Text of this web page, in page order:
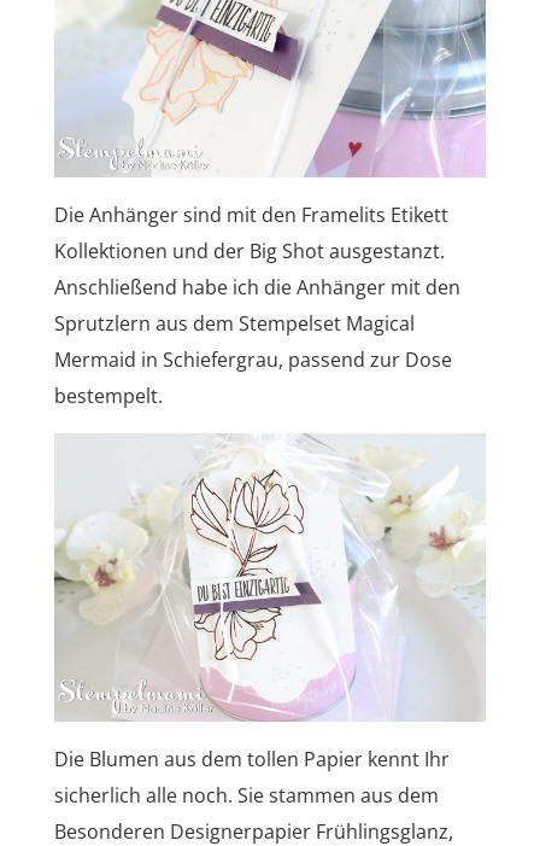
Die Anhänger sind mit den Framelits Etikett
Kollektionen und der Big Shot ausgestanzt.
Anschließend habe ich die Anhänger mit den
Sprutzlern aus dem Stempelset Magical
Mermaid in Schiefergrau, passend zur Dose
bestempelt.
Die Blumen aus dem tollen Papier kennt Ihr
sicherlich alle noch. Sie stammen aus dem
Besonderen Designerpapier Frühlingsglanz,